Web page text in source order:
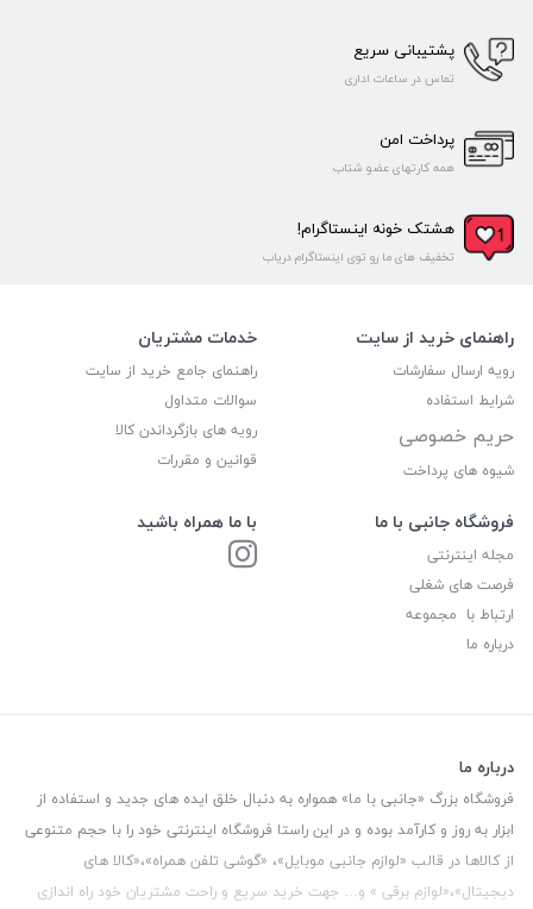
پشتیبانی سریع
تماس در ساعات اداری
پرداخت امن
همه کارتهای عضو شتاب
هشتک خونه اینستاگرام!
تخفیف های ما رو توی اینستاگرام دریاب
راهنمای خرید از سایت
رویه ارسال سفارشات
شرایط استفاده
حریم خصوصی
شیوه های پرداخت
خدمات مشتریان
راهنمای جامع خرید از سایت
سوالات متداول
رویه های بازگرداندن کالا
قوانین و مقررات
فروشگاه جانبی با ما
مجله اینترنتی
فرصت های شغلی
ارتباط با مجموعه
درباره ما
با ما همراه باشید
درباره ما
فروشگاه بزرگ «جانبی با ما» همواره به دنبال خلق ایده های جدید و استفاده از
ابزار به روز و کارآمد بوده و در این راستا فروشگاه اینترنتی خود را با حجم متنوعی
از کالاها در قالب «لوازم جانبی موبایل»، «گوشی تلفن همراه»،«کالا های
دیجیتال»،«لوازم برقی » و… جهت خرید سریع و راحت مشتریان خود راه اندازی